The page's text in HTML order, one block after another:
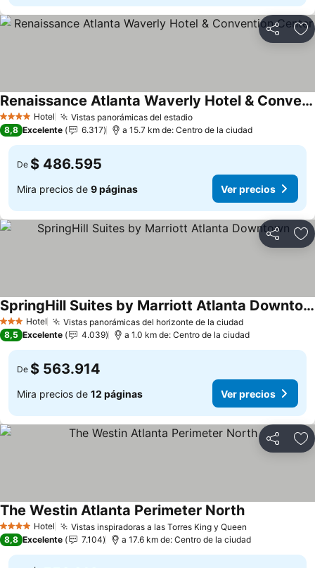
Compartir
4 EstrellasHotel Vistas panorámicas del estadio
Renaissance Atlanta Waverly Hotel & Convention Center
8,8 Excelente 6.317 a 15.7 km de: Centro de la ciudad
De $ 486.595
Mira precios de 9 páginas Ver precios
Compartir
3 Estrellas
Hotel Vistas panorámicas del horizonte de la ciudad
SpringHill Suites by Marriott Atlanta Downtown
8,5 Excelente 4.039 a 1.0 km de: Centro de la ciudad
De $ 563.914
Mira precios de 12 páginas Ver precios
Compartir
4 EstrellasHotel Vistas inspiradoras a las Torres King y Queen
The Westin Atlanta Perimeter North
8,8 Excelente 7.104 a 17.6 km de: Centro de la ciudad